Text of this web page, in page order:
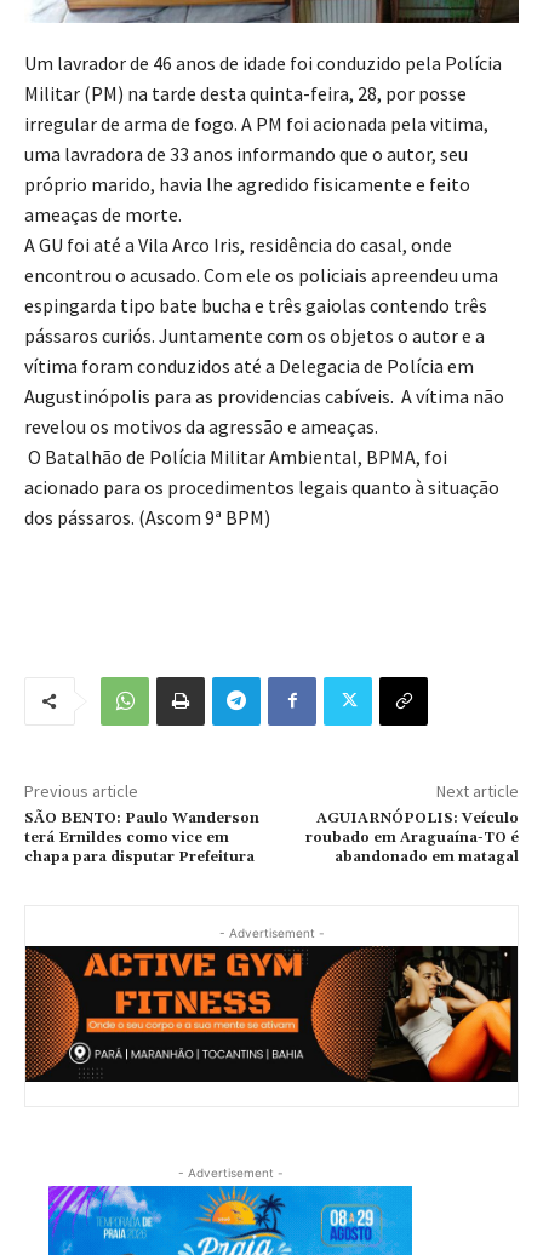
Um lavrador de 46 anos de idade foi conduzido pela Polícia
Militar (PM) na tarde desta quinta-feira, 28, por posse
irregular de arma de fogo. A PM foi acionada pela vitima,
uma lavradora de 33 anos informando que o autor, seu
próprio marido, havia lhe agredido fisicamente e feito
ameaças de morte.
A GU foi até a Vila Arco Iris, residência do casal, onde
encontrou o acusado. Com ele os policiais apreendeu uma
espingarda tipo bate bucha e três gaiolas contendo três
pássaros curiós. Juntamente com os objetos o autor e a
vítima foram conduzidos até a Delegacia de Polícia em
Augustinópolis para as providencias cabíveis. A vítima não
revelou os motivos da agressão e ameaças.
O Batalhão de Polícia Militar Ambiental, BPMA, foi
acionado para os procedimentos legais quanto à situação
dos pássaros. (Ascom 9ª BPM)
Previous article
SÃO BENTO: Paulo Wanderson
terá Ernildes como vice em
chapa para disputar Prefeitura
Next article
AGUIARNÓPOLIS: Veículo
roubado em Araguaína-TO é
abandonado em matagal
- Advertisement -
- Advertisement -